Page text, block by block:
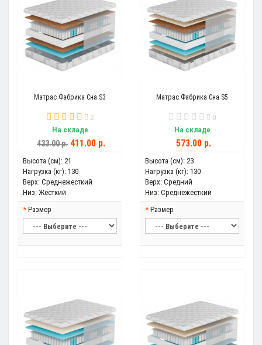
Матрас Фабрика Сна S3
2
На складе
433.00 р. 411.00 р.
Высота (см): 21
Нагрузка (кг): 130
Верх: Среднежесткий
Низ: Жесткий
Размер
Матрас Фабрика Сна S5
0
На складе
573.00 р.
Высота (см): 23
Нагрузка (кг): 130
Верх: Средний
Низ: Среднежесткий
Размер